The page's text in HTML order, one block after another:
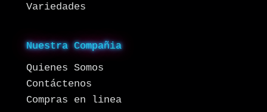
Variedades
Nuestra Compañia
Quienes Somos
Contáctenos
Compras en linea